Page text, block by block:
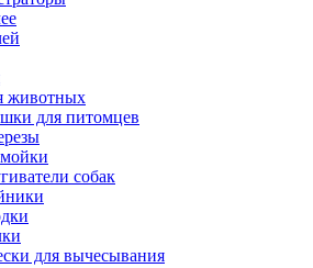
животных
для питомцев
собак
для вычесывания